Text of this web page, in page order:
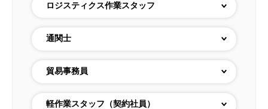
ロジスティクス作業スタッフ
通関士
貿易事務員
軽作業スタッフ（契約社員）